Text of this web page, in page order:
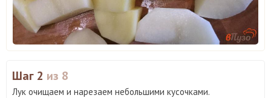
Шаг 2 из 8
Лук очищаем и нарезаем небольшими кусочками.